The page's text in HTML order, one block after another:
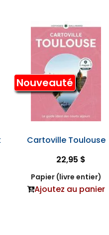
Nouveauté
Cartoville Toulouse
22,95 $
Papier (livre entier)
Ajoutez au panier